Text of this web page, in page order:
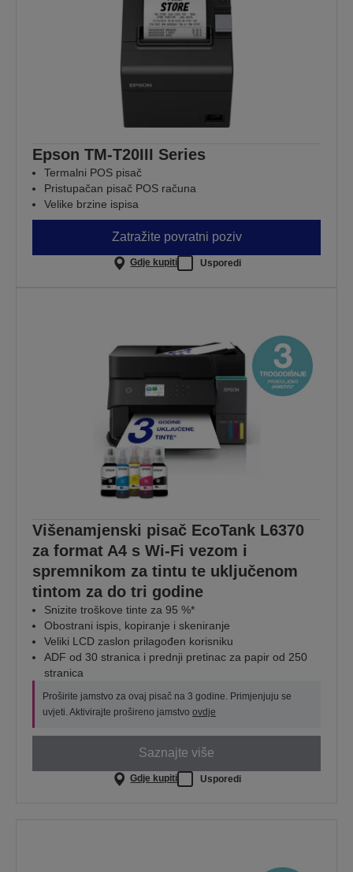
Epson TM-T20III Series
Termalni POS pisač
Pristupačan pisač POS računa
Velike brzine ispisa
Zatražite povratni poziv
Gdje kupiti Usporedi
Višenamjenski pisač EcoTank L6370
za format A4 s Wi-Fi vezom i
spremnikom za tintu te uključenom
tintom za do tri godine
Snizite troškove tinte za 95 %*
Obostrani ispis, kopiranje i skeniranje
Veliki LCD zaslon prilagođen korisniku
ADF od 30 stranica i prednji pretinac za papir od 250
stranica
Proširite jamstvo za ovaj pisač na 3 godine. Primjenjuju se
uvjeti. Aktivirajte prošireno jamstvo ovdje
Saznajte više
Gdje kupiti Usporedi